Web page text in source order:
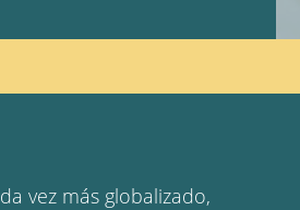
vez más globalizado,